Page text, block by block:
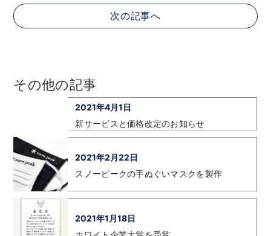
次の記事へ
その他の記事
2021年4月1日
新サービスと価格改定のお知らせ
2021年2月22日
スノーピークの手ぬぐいマスクを製作
2021年1月18日